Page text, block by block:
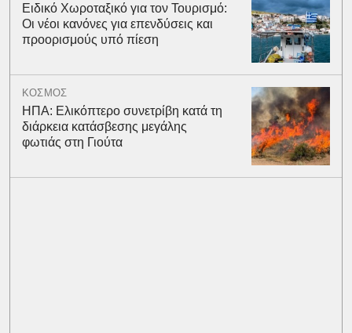
Ειδικό Χωροταξικό για τον Τουρισμό:
Οι νέοι κανόνες για επενδύσεις και
προορισμούς υπό πίεση
ΚΟΣΜΟΣ
ΗΠΑ: Ελικόπτερο συνετρίβη κατά τη
διάρκεια κατάσβεσης μεγάλης
φωτιάς στη Γιούτα